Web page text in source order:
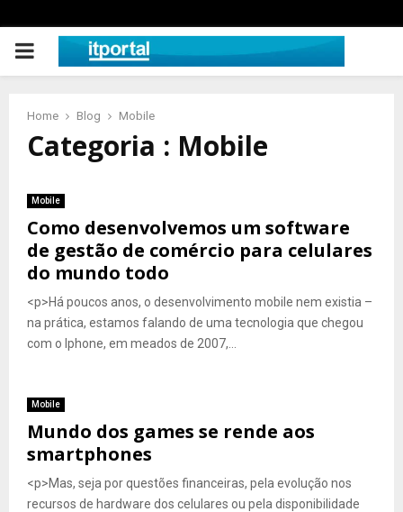
PRIMARY
Home Blog Mobile
Categoria : Mobile
Mobile
Como desenvolvemos um software
de gestão de comércio para celulares
do mundo todo
<p>Há poucos anos, o desenvolvimento mobile nem existia –
na prática, estamos falando de uma tecnologia que chegou
com o Iphone, em meados de 2007,...
Mobile
Mundo dos games se rende aos
smartphones
<p>Mas, seja por questões financeiras, pela evolução nos
recursos de hardware dos celulares ou pela disponibilidade